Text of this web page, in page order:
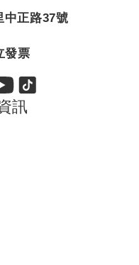
中正路37號
發票
訊